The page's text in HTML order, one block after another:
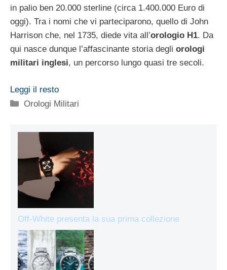
in palio ben 20.000 sterline (circa 1.400.000 Euro di
oggi). Tra i nomi che vi parteciparono, quello di John
Harrison che, nel 1735, diede vita all’orologio H1. Da
qui nasce dunque l’affascinante storia degli orologi
militari inglesi, un percorso lungo quasi tre secoli.
Leggi il resto
Categorie
Orologi Militari
Off-White presenta la sua prima collezione